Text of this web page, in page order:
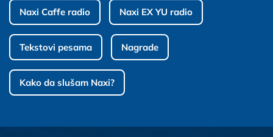
Naxi Caffe radio Naxi EX YU radio
Tekstovi pesama Nagrade
Kako da slušam Naxi?